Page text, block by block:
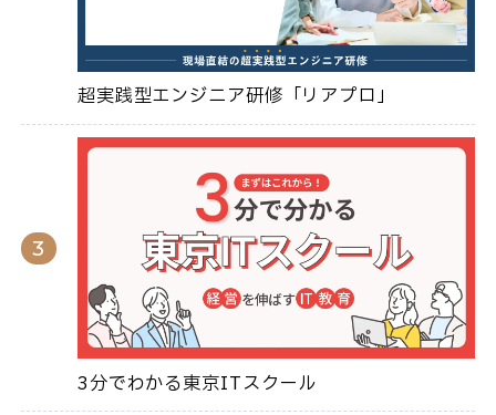
超実践型エンジニア研修「リアプロ」
3分でわかる東京ITスクール